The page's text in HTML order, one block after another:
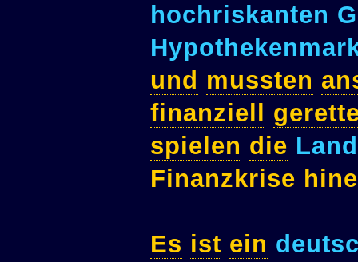
hochriskanten
und mussten
finanziell
spielen die
Finanzkrise
Es ist ein